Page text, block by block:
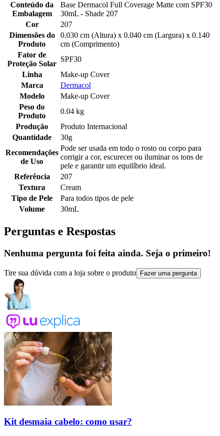
Conteúdo da
Embalagem
Base Dermacol Full Coverage Matte com SPF30
30mL - Shade 207
Cor
207
Dimensões do
Produto
0.030 cm (Altura) x 0.040 cm (Largura) x 0.140
cm (Comprimento)
Fator de
Proteção Solar
SPF30
Linha
Make-up Cover
Marca
Dermacol
Modelo
Make-up Cover
Peso do
Produto
0.04 kg
Produção
Produto Internacional
Quantidade
30g
Recomendações
de Uso
Pode ser usada em todo o rosto ou corpo para
corrigir a cor, escurecer ou iluminar os tons de
pele e garantir um equilíbrio ideal.
Referência
207
Textura
Cream
Tipo de Pele
Para todos tipos de pele
Volume
30mL
Perguntas e Respostas
Nenhuma pergunta foi feita ainda. Seja o primeiro!
Tire sua dúvida com a loja sobre o produto Fazer uma pergunta
Kit desmaia cabelo: como usar?